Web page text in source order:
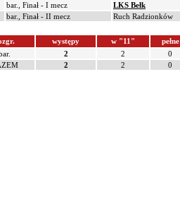
bar., Finał - I mecz LKS Bełk
bar., Finał - II mecz Ruch Radzionków
występy w "11" pełne
2 2 0
2 2 0